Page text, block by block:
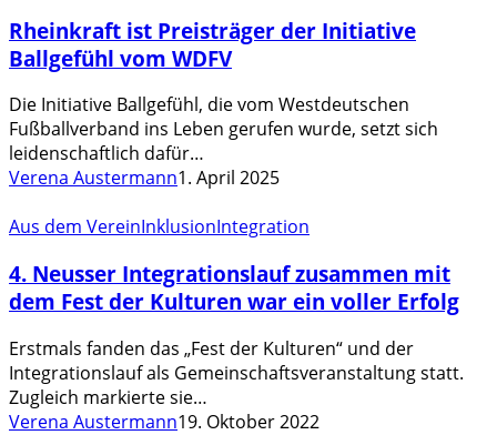
Preisträger
der
Initiative
Ballgefühl
vom
WDFV
Rheinkraft ist Preisträger der Initiative
Ballgefühl vom WDFV
Die Initiative Ballgefühl, die vom Westdeutschen
Fußballverband ins Leben gerufen wurde, setzt sich
leidenschaftlich dafür…
Verena Austermann1. April 2025
4.
Integrationslauf
zusammen
dem
Fest
der
Kulturen
Aus dem VereinInklusionIntegration
4. Neusser Integrationslauf zusammen mit
dem Fest der Kulturen war ein voller Erfolg
Erstmals fanden das „Fest der Kulturen“ und der
Integrationslauf als Gemeinschaftsveranstaltung statt.
Zugleich markierte sie…
Verena Austermann19. Oktober 2022